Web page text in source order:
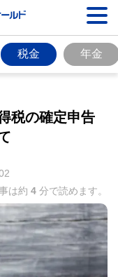
税金 年金
税の確定申告
は約 4 分で読めます。